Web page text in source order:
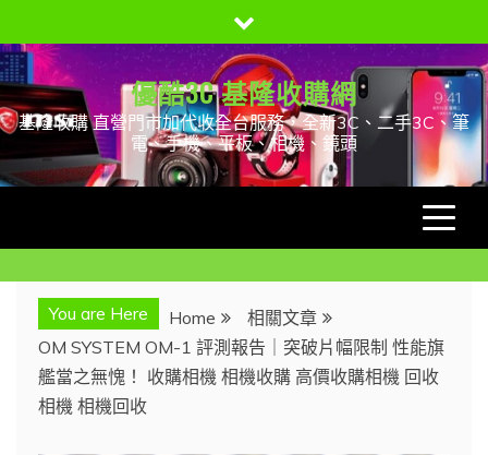
to
content
優酷3C 基隆收購網
基隆收購 直營門市加代收全台服務，全新3C、二手3C、筆
電、手機、平板、相機、鏡頭
You are Here Home
相關文章
OM SYSTEM OM-1 評測報告｜突破片幅限制 性能旗
艦當之無愧！ 收購相機 相機收購 高價收購相機 回收
相機 相機回收